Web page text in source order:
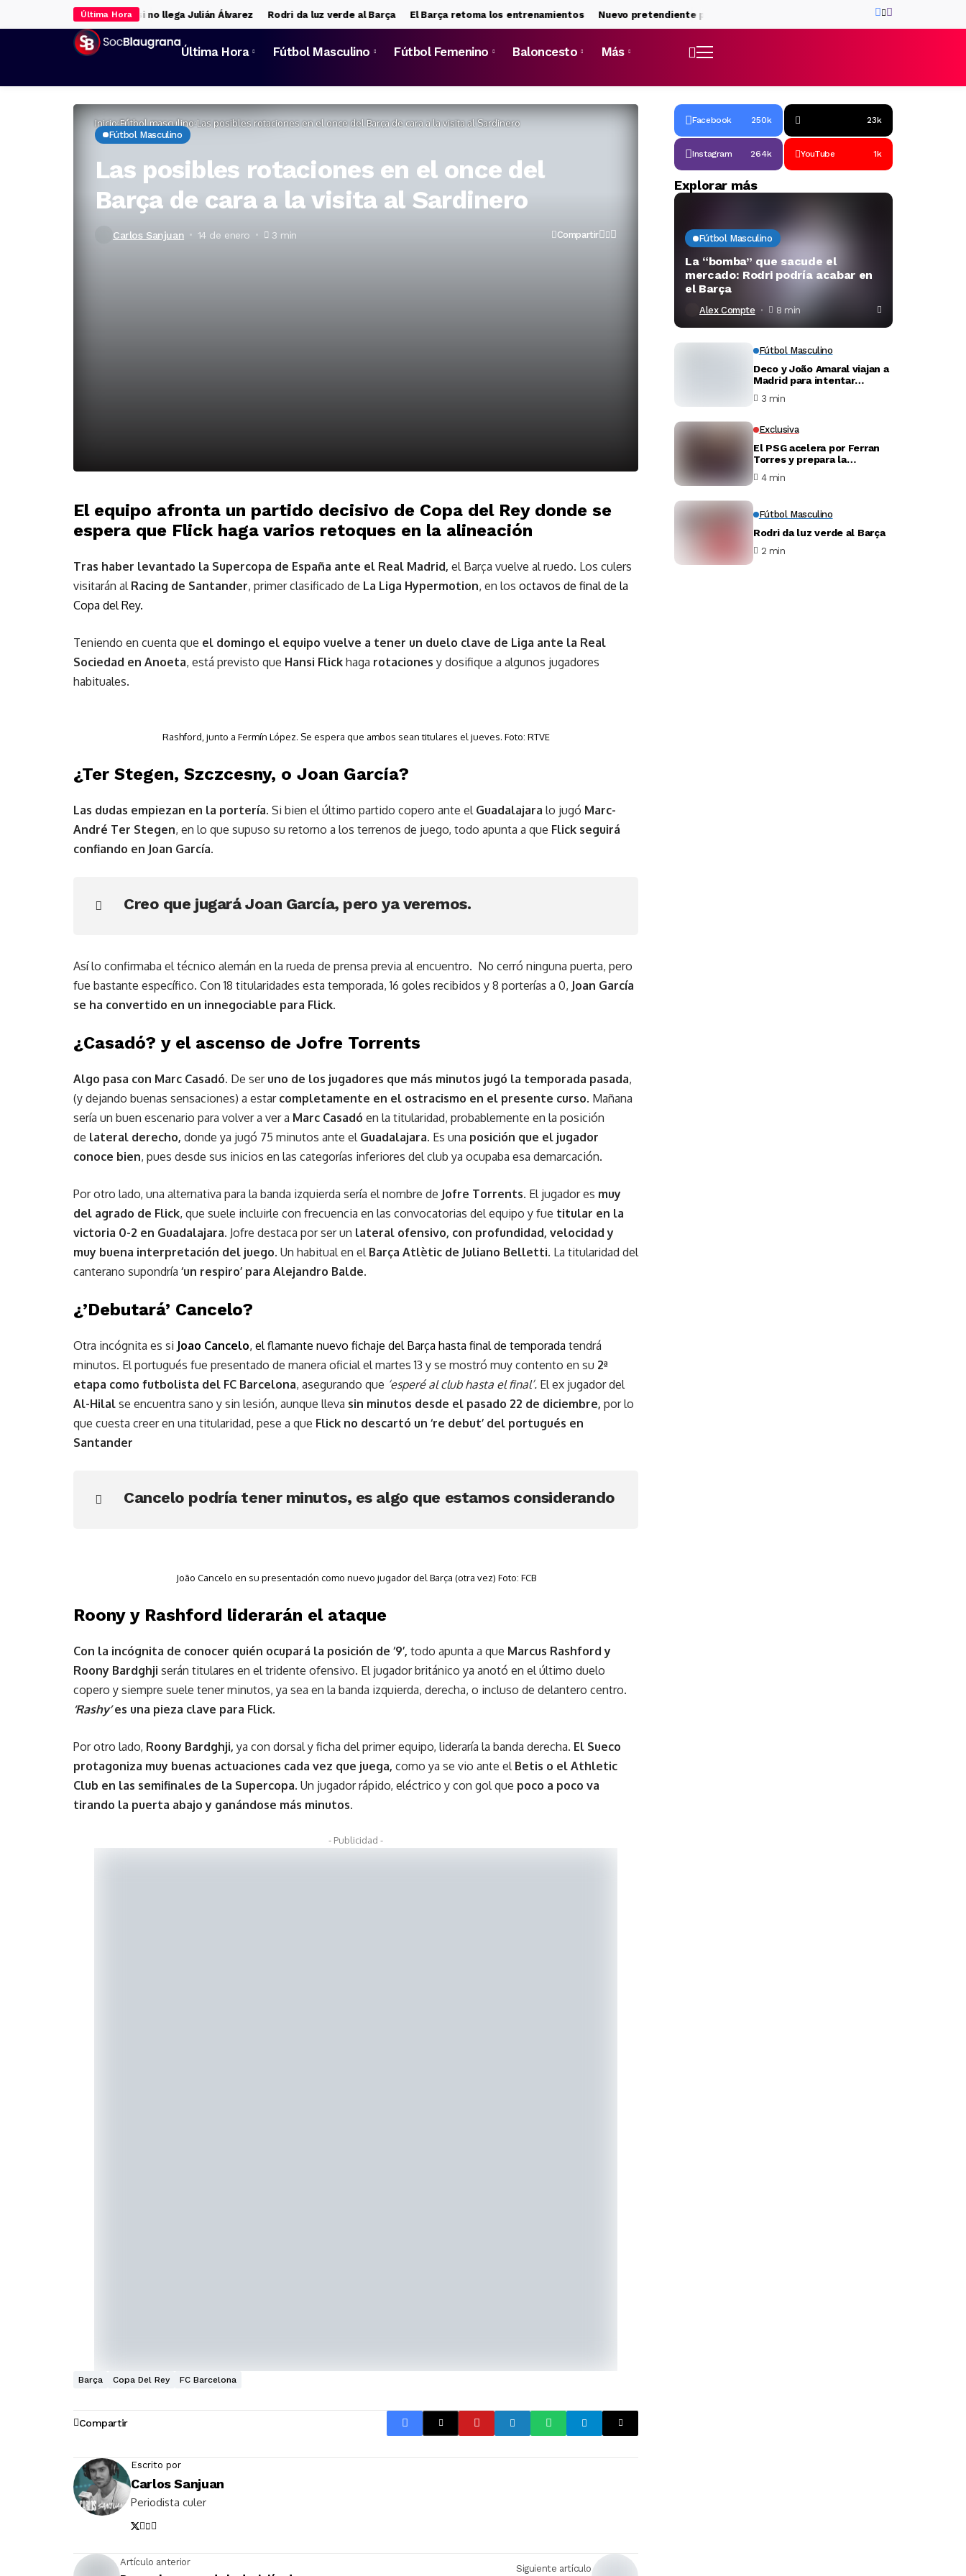
Última Hora
para la delantera si no llega Julián Álvarez Rodri da luz verde al Barça El Barça retoma los entrenamientos Nuevo pretendiente para Roony Bardghji El rol que prepara Hansi Flick para
Última Hora Fútbol Masculino Fútbol Femenino Baloncesto Más
Inicio Fútbol masculino Las posibles rotaciones en el once del Barça de cara a la visita al Sardinero
Fútbol Masculino
Las posibles rotaciones en el once del
Barça de cara a la visita al Sardinero
Carlos Sanjuan 14 de enero 3 min Compartir
El equipo afronta un partido decisivo de Copa del Rey donde se
espera que Flick haga varios retoques en la alineación
Tras haber levantado la Supercopa de España ante el Real Madrid, el Barça vuelve al ruedo. Los culers
visitarán al Racing de Santander, primer clasificado de La Liga Hypermotion, en los octavos de final de la
Copa del Rey.
Teniendo en cuenta que el domingo el equipo vuelve a tener un duelo clave de Liga ante la Real
Sociedad en Anoeta, está previsto que Hansi Flick haga rotaciones y dosifique a algunos jugadores
habituales.
Rashford, junto a Fermín López. Se espera que ambos sean titulares el jueves. Foto: RTVE
¿Ter Stegen, Szczcesny, o Joan García?
Las dudas empiezan en la portería. Si bien el último partido copero ante el Guadalajara lo jugó Marc-
André Ter Stegen, en lo que supuso su retorno a los terrenos de juego, todo apunta a que Flick seguirá
confiando en Joan García.
Creo que jugará Joan García, pero ya veremos.
Así lo confirmaba el técnico alemán en la rueda de prensa previa al encuentro. No cerró ninguna puerta, pero
fue bastante específico. Con 18 titularidades esta temporada, 16 goles recibidos y 8 porterías a 0, Joan García
se ha convertido en un innegociable para Flick.
¿Casadó? y el ascenso de Jofre Torrents
Algo pasa con Marc Casadó. De ser uno de los jugadores que más minutos jugó la temporada pasada,
(y dejando buenas sensaciones) a estar completamente en el ostracismo en el presente curso. Mañana
sería un buen escenario para volver a ver a Marc Casadó en la titularidad, probablemente en la posición
de lateral derecho, donde ya jugó 75 minutos ante el Guadalajara. Es una posición que el jugador
conoce bien, pues desde sus inicios en las categorías inferiores del club ya ocupaba esa demarcación.
Por otro lado, una alternativa para la banda izquierda sería el nombre de Jofre Torrents. El jugador es muy
del agrado de Flick, que suele incluirle con frecuencia en las convocatorias del equipo y fue titular en la
victoria 0-2 en Guadalajara. Jofre destaca por ser un lateral ofensivo, con profundidad, velocidad y
muy buena interpretación del juego. Un habitual en el Barça Atlètic de Juliano Belletti. La titularidad del
canterano supondría ‘un respiro’ para Alejandro Balde.
¿’Debutará’ Cancelo?
Otra incógnita es si Joao Cancelo, el flamante nuevo fichaje del Barça hasta final de temporada tendrá
minutos. El portugués fue presentado de manera oficial el martes 13 y se mostró muy contento en su 2ª
etapa como futbolista del FC Barcelona, asegurando que ‘esperé al club hasta el final’. El ex jugador del
Al-Hilal se encuentra sano y sin lesión, aunque lleva sin minutos desde el pasado 22 de diciembre, por lo
que cuesta creer en una titularidad, pese a que Flick no descartó un ‘re debut’ del portugués en
Santander
Cancelo podría tener minutos, es algo que estamos considerando
João Cancelo en su presentación como nuevo jugador del Barça (otra vez) Foto: FCB
Roony y Rashford liderarán el ataque
Con la incógnita de conocer quién ocupará la posición de ‘9’, todo apunta a que Marcus Rashford y
Roony Bardghji serán titulares en el tridente ofensivo. El jugador británico ya anotó en el último duelo
copero y siempre suele tener minutos, ya sea en la banda izquierda, derecha, o incluso de delantero centro.
‘Rashy’es una pieza clave para Flick.
Por otro lado, Roony Bardghji, ya con dorsal y ficha del primer equipo, lideraría la banda derecha. El Sueco
protagoniza muy buenas actuaciones cada vez que juega, como ya se vio ante el Betis o el Athletic
Club en las semifinales de la Supercopa. Un jugador rápido, eléctrico y con gol que poco a poco va
tirando la puerta abajo y ganándose más minutos.
- Publicidad -
Barça Copa Del Rey FC Barcelona
Compartir
Escrito por
Carlos Sanjuan
Periodista culer
Artículo anterior
Siguiente artículo
Facebook 250k 23k
Instagram 264k YouTube 1k
Explorar más
Fútbol Masculino
La “bomba” que sacude el
mercado: Rodri podría acabar en
el Barça
Alex Compte 8 min
Fútbol Masculino
Deco y João Amaral viajan a
Madrid para intentar
Julián Álvarez
3 min
Exclusiva
El PSG acelera por Ferran
Torres y prepara la
4 min
Fútbol Masculino
Rodri da luz verde al Barça
2 min